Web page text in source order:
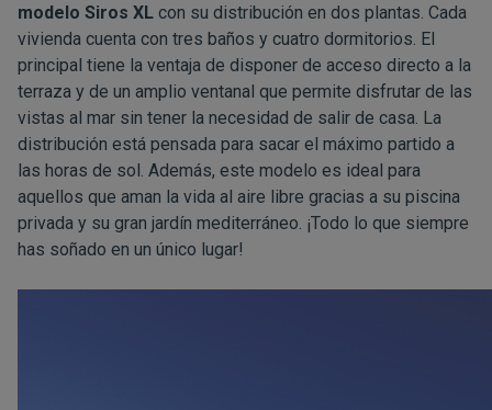
modelo Siros XL con su distribución en dos plantas. Cada
vivienda cuenta con tres baños y cuatro dormitorios. El
principal tiene la ventaja de disponer de acceso directo a la
terraza y de un amplio ventanal que permite disfrutar de las
vistas al mar sin tener la necesidad de salir de casa. La
distribución está pensada para sacar el máximo partido a
las horas de sol. Además, este modelo es ideal para
aquellos que aman la vida al aire libre gracias a su piscina
privada y su gran jardín mediterráneo. ¡Todo lo que siempre
has soñado en un único lugar!